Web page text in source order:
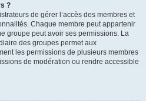
?
de gérer l’accès des membres et
Chaque membre peut appartenir
groupe peut avoir ses permissions. La
des groupes permet aux
les permissions de plusieurs membres
de modération ou rendre accessible